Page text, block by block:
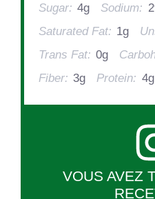
Sugar: 4g Sodium:
Saturated Fat: 1g
Trans Fat: 0g
Fiber: 3g Protein: 4g
VOUS AVEZ